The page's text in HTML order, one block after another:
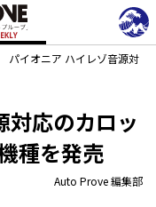
パイオニア ハイレゾ音源対
対応のカロッ
種を発売
Auto Prove 編集部